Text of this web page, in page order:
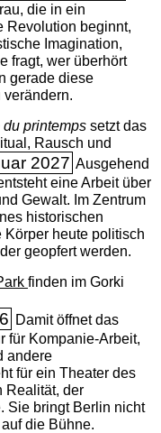
die in ein
Revolution beginnt,
Imagination,
fragt, wer überhört
gerade diese
verändern.
printempssetzt das
Rausch und
2027 Ausgehend
eine Arbeit über
Gewalt. Im Zentrum
historischen
Körper heute politisch
geopfert werden.
finden im Gorki
Damit öffnet das
für Kompanie-Arbeit,
andere
für ein Theater des
Realität, der
Sie bringt Berlin nicht
die Bühne.